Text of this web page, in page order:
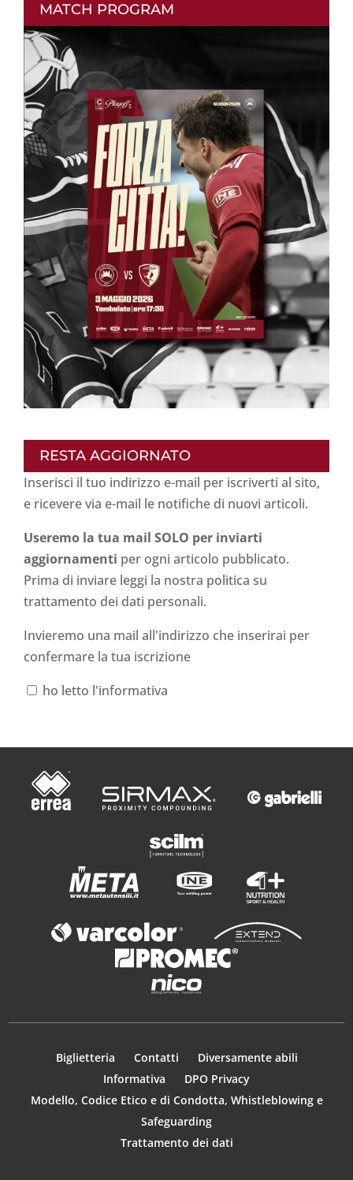
MATCH PROGRAM
RESTA AGGIORNATO
Inserisci il tuo indirizzo e-mail per iscriverti al sito,
e ricevere via e-mail le notifiche di nuovi articoli.
Useremo la tua mail SOLO per inviarti
aggiornamenti per ogni articolo pubblicato.
Prima di inviare leggi la nostra politica su
trattamento dei dati personali.
Invieremo una mail all'indirizzo che inserirai per
confermare la tua iscrizione
ho letto l'informativa
Biglietteria Contatti
Diversamente abili
Informativa
DPO Privacy
Modello, Codice Etico e di Condotta, Whistleblowing e
Safeguarding
Trattamento dei dati